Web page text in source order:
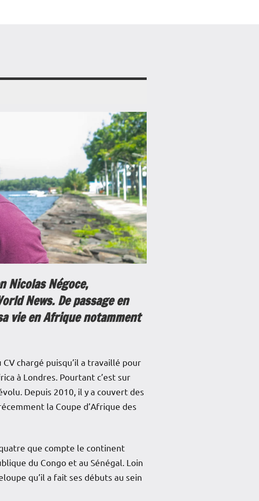
Nicolas Négoce,
News. De passage en
vie en Afrique notamment
chargé puisqu’il a travaillé pour
à Londres. Pourtant c’est sur
Depuis 2010, il y a couvert des
la Coupe d’Afrique des
que compte le continent
du Congo et au Sénégal. Loin
qu’il a fait ses débuts au sein